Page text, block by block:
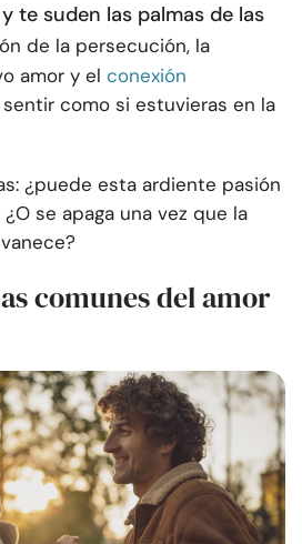
te suden las palmas de las
de la persecución, la
amor y el conexión
como si estuvieras en la
¿puede esta ardiente pasión
se apaga una vez que la
comunes del amor